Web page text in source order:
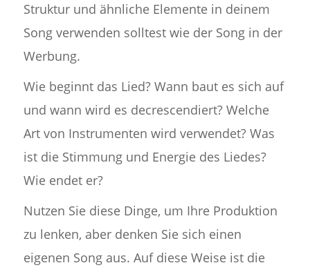
Struktur und ähnliche Elemente in deinem
Song verwenden solltest wie der Song in der
Werbung.
Wie beginnt das Lied? Wann baut es sich auf
und wann wird es decrescendiert? Welche
Art von Instrumenten wird verwendet? Was
ist die Stimmung und Energie des Liedes?
Wie endet er?
Nutzen Sie diese Dinge, um Ihre Produktion
zu lenken, aber denken Sie sich einen
eigenen Song aus. Auf diese Weise ist die